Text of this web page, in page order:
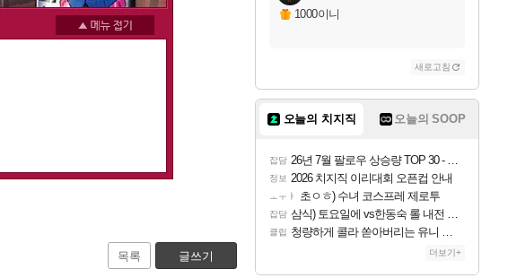
목록 글쓰기
1000이니
새로고침
오늘의 치지직 오늘의 SOOP
잡담 26년 7월 팔로우 상승량 TOP 30 - 월간 치지직
정보 2026 치지직 이리대회 오픈컵 안내
ㅗㅜㅑ 초ㅇㅎ) 수녀 코스프레 제로투
잡담 삼식) 토요일에 vs한동숙 롤 내전 예정
클립 청량하게 콜라 쏟아버리는 유니 ㅋㅋㅋ
더보기+